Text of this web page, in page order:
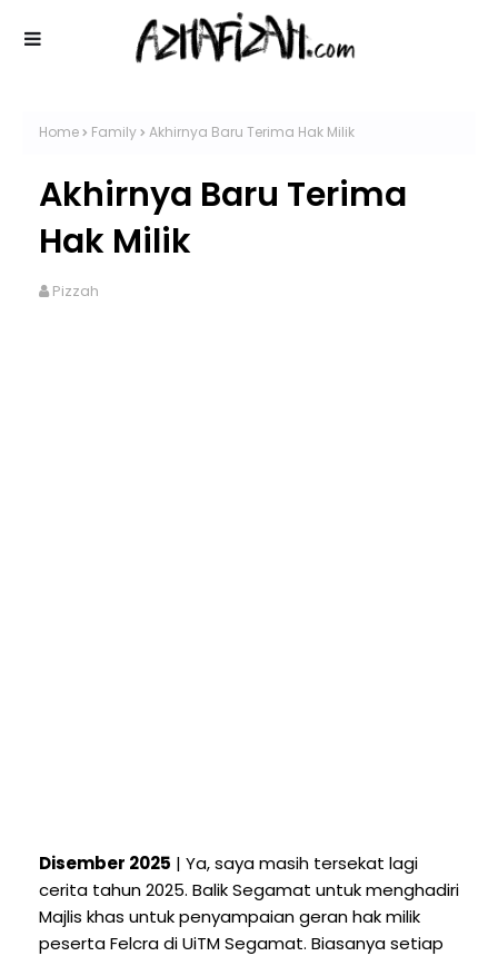
Home Family Akhirnya Baru Terima Hak Milik
Akhirnya Baru Terima
Hak Milik
Pizzah
Disember 2025 | Ya, saya masih tersekat lagi
cerita tahun 2025. Balik Segamat untuk menghadiri
Majlis khas untuk penyampaian geran hak milik
peserta Felcra di UiTM Segamat. Biasanya setiap